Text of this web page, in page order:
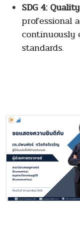
SDG 4:
professional
continuously
standards.